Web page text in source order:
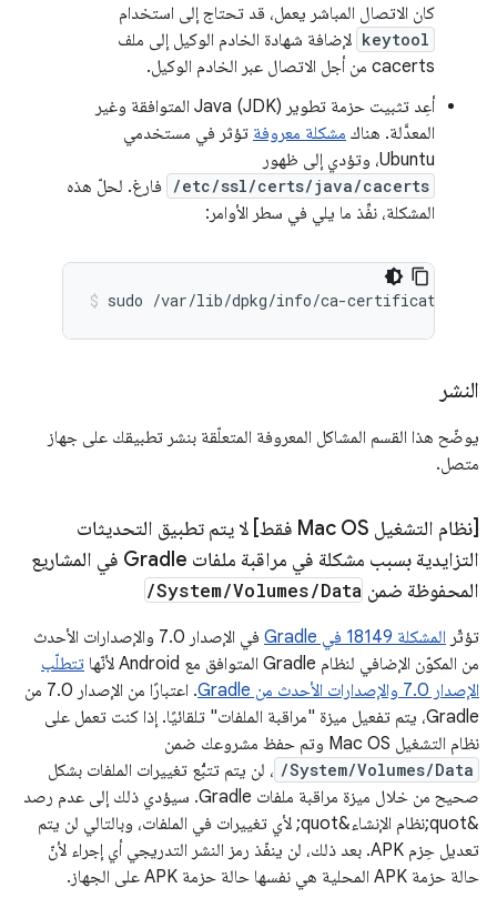
كان الاتصال المباشر يعمل، قد تحتاج إلى استخدام
keytool لإضافة شهادة الخادم الوكيل إلى ملف
cacerts من أجل الاتصال عبر الخادم الوكيل.
أعِد تثبيت حزمة تطوير Java (JDK) المتوافقة وغير
المعدَّلة. هناك مشكلة معروفة تؤثر في مستخدمي
Ubuntu، وتؤدي إلى ظهور
/etc/ssl/certs/java/cacerts
فارغ. لحلّ هذه
المشكلة، نفِّذ ما يلي في سطر الأوامر:
sudo /var/lib/dpkg/info/ca-certificates-
النشر
يوضّح هذا القسم المشاكل المعروفة المتعلّقة بنشر تطبيقك على جهاز
متصل.
[نظام التشغيل Mac OS فقط] لا يتم تطبيق التحديثات
التزايدية بسبب مشكلة في مراقبة ملفات Gradle في المشاريع
المحفوظة ضمن
/System/Volumes/Data
تؤثّر المشكلة 18149 في Gradle
في الإصدار 7.0 والإصدارات الأحدث
من المكوّن الإضافي لنظام Gradle المتوافق مع Android لأنّها
تتطلّب
الإصدار 7.0 والإصدارات الأحدث من Gradle
. اعتبارًا من الإصدار 7.0 من
Gradle، يتم تفعيل ميزة "مراقبة الملفات" تلقائيًا. إذا كنت تعمل على
نظام التشغيل Mac OS وتم حفظ مشروعك ضمن
/System/Volumes/Data ، لن يتم تتبُّع تغييرات الملفات بشكل
صحيح من خلال ميزة مراقبة ملفات Gradle. سيؤدي ذلك إلى عدم رصد
&quot;نظام الإنشاء&quot; لأي تغييرات في الملفات، وبالتالي لن يتم
تعديل حِزم APK. بعد ذلك، لن ينفّذ رمز النشر التدريجي أي إجراء لأنّ
حالة حزمة APK المحلية هي نفسها حالة حزمة APK على الجهاز.